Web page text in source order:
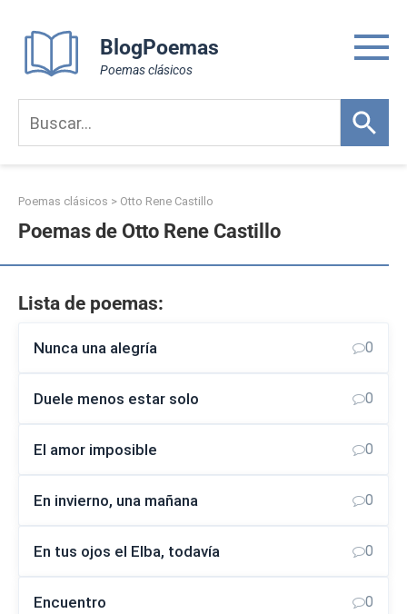
content
BlogPoemas
Poemas clásicos
Poemas clásicos > Otto Rene Castillo
Poemas de Otto Rene Castillo
Lista de poemas:
Nunca una alegría 0
Duele menos estar solo 0
El amor imposible 0
En invierno, una mañana 0
En tus ojos el Elba, todavía 0
Encuentro 0